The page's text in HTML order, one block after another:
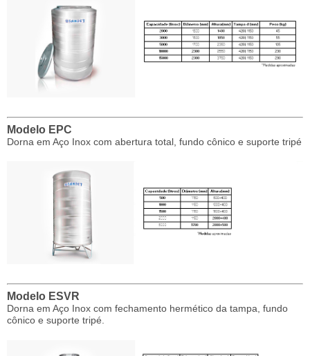
Modelo EPC
Dorna em Aço Inox com abertura total, fundo cônico e suporte tripé
Modelo ESVR
Dorna em Aço Inox com fechamento hermético da tampa, fundo
cônico e suporte tripé.